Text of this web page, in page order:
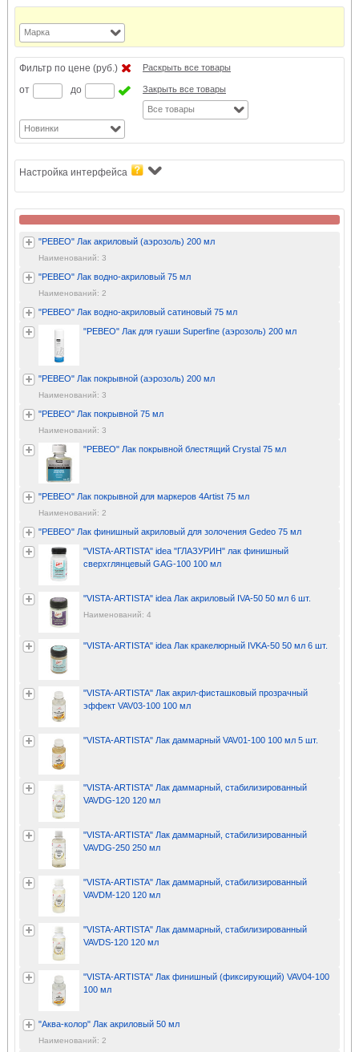
Марка
Фильтр по цене (руб.)
от
до
Раскрыть все товары
Закрыть все товары
Все товары
Новинки
Настройка интерфейса
"PEBEO" Лак акриловый (аэрозоль) 200 мл
Наименований: 3
"PEBEO" Лак водно-акриловый 75 мл
Наименований: 2
"PEBEO" Лак водно-акриловый сатиновый 75 мл
"PEBEO" Лак для гуаши Superfine (аэрозоль) 200 мл
"PEBEO" Лак покрывной (аэрозоль) 200 мл
Наименований: 3
"PEBEO" Лак покрывной 75 мл
Наименований: 3
"PEBEO" Лак покрывной блестящий Crystal 75 мл
"PEBEO" Лак покрывной для маркеров 4Artist 75 мл
Наименований: 2
"PEBEO" Лак финишный акриловый для золочения Gedeo 75 мл
"VISTA-ARTISTA" idea "ГЛАЗУРИН" лак финишный
сверхглянцевый GAG-100 100 мл
"VISTA-ARTISTA" idea Лак акриловый IVA-50 50 мл 6 шт.
Наименований: 4
"VISTA-ARTISTA" idea Лак кракелюрный IVKA-50 50 мл 6 шт.
"VISTA-ARTISTA" Лак акрил-фисташковый прозрачный
эффект VAV03-100 100 мл
"VISTA-ARTISTA" Лак даммарный VAV01-100 100 мл 5 шт.
"VISTA-ARTISTA" Лак даммарный, стабилизированный
VAVDG-120 120 мл
"VISTA-ARTISTA" Лак даммарный, стабилизированный
VAVDG-250 250 мл
"VISTA-ARTISTA" Лак даммарный, стабилизированный
VAVDM-120 120 мл
"VISTA-ARTISTA" Лак даммарный, стабилизированный
VAVDS-120 120 мл
"VISTA-ARTISTA" Лак финишный (фиксирующий) VAV04-100
100 мл
"Аква-колор" Лак акриловый 50 мл
Наименований: 2